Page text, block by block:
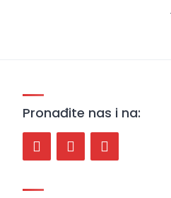
Pronađite nas i na: